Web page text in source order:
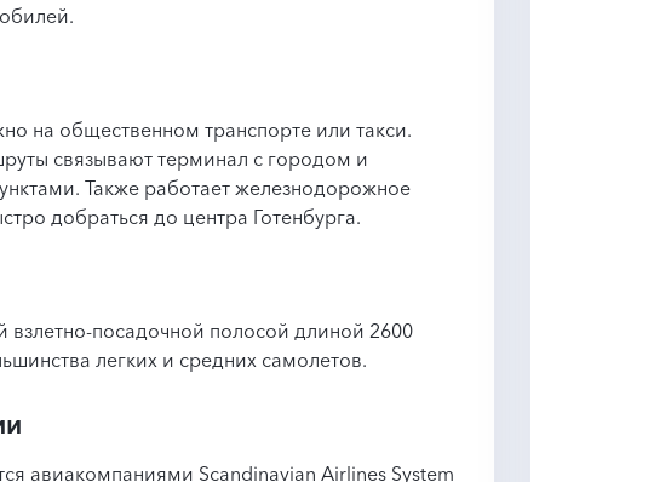
на общественном транспорте или такси.
связывают терминал с городом и
Также работает железнодорожное
добраться до центра Готенбурга.
посадочной полосой длиной 2600
легких и средних самолетов.
авиакомпаниями Scandinavian Airlines System